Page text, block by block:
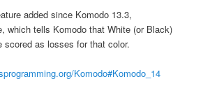
added since Komodo 13.3,
which tells Komodo that White (or Black)
scored as losses for that color.
Komodo#Komodo_14